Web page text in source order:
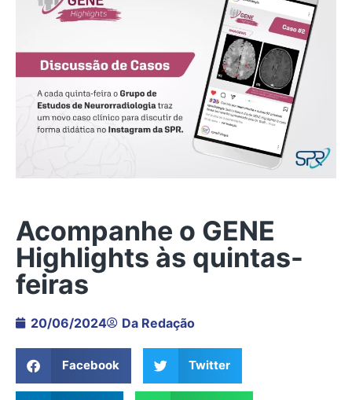
Acompanhe o GENE
Highlights às quintas-
feiras
20/06/2024 Da Redação
Facebook Twitter